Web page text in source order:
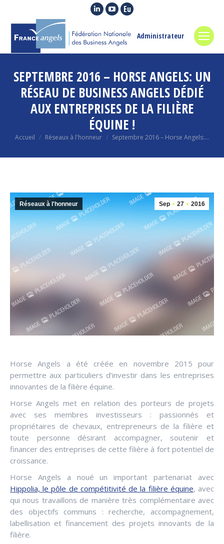
La
LinkedIn
s'ouvre
nouvelle
fenêtre
La
YouTube
s'ouvre
une
nouvelle
fenêtre
La
Euroquity
une
nouvelle
fenêtre
Administrateur
SEPTEMBRE 2016 – HORSE ANGELS: UN
RÉSEAU DE BUSINESS ANGELS DÉDIÉ
AUX ENTREPRISES DE LA FILIÈRE
ÉQUINE !
Vous êtes ici :
Accueil Réseaux à l'honneur Septembre 2016 – Horse Angels:…
Sep 27 2016
Réseaux à l'honneur
Horse Angels a été créée en novembre 2015 pour
permettre aux particuliers d’investir dans les entreprises
innovantes de la filière équine.
Horse Angels met en relation des porteurs de projets
avec ses membres investisseurs : passionnés et
propriétaires de chevaux, entrepreneurs de la filière et
toute personne désirant accompagner, soutenir et
financer des entreprises de cette filière à fort potentiel de
croissance.
Horse Angels a noué un important partenariat avec
Hippolia,le pôle de compétitivité de la filière équine, avec
qui nous travaillons de manière très complémentaire avec
des objectifs communs : recherche, accompagnement,
labellisation et financement des projets innovants de la
filière.